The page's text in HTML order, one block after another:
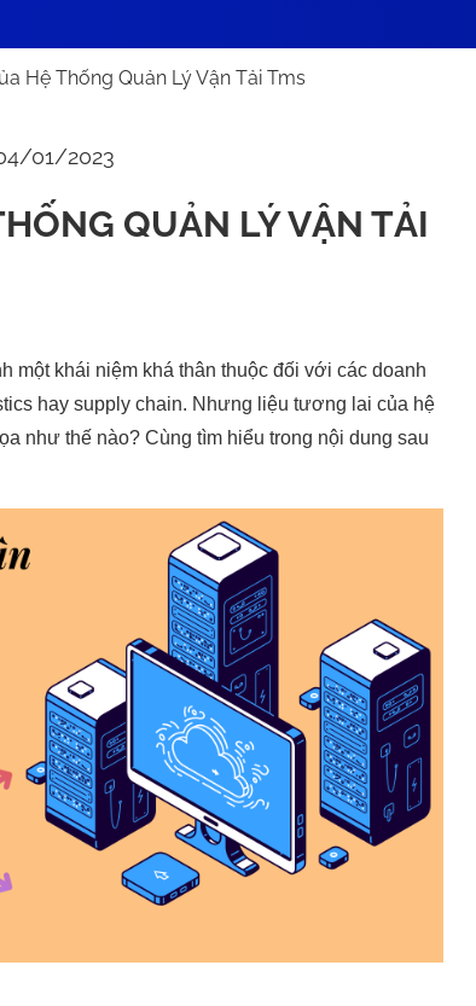
Hệ Thống Quản Lý Vận Tải Tms
01/2023
QUẢN LÝ VẬN TẢI
một khái niệm khá thân thuộc đối với các doanh
hay supply chain. Nhưng liệu tương lai của hệ
như thế nào? Cùng tìm hiểu trong nội dung sau